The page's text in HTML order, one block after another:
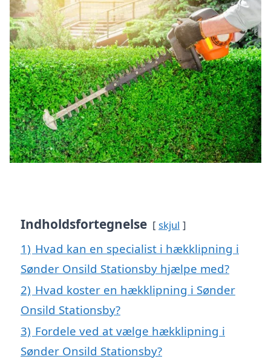
Indholdsfortegnelse skjul
1) Hvad kan en specialist i hækklipning i
Sønder Onsild Stationsby hjælpe med?
2) Hvad koster en hækklipning i Sønder
Onsild Stationsby?
3) Fordele ved at vælge hækklipning i
Sønder Onsild Stationsby?